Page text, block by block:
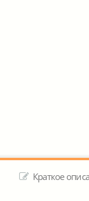
Краткое